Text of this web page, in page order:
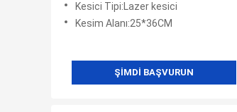
Kesici Tipi:Lazer kesici
Kesim Alanı:25*36CM
ŞIMDI BAŞVURUN